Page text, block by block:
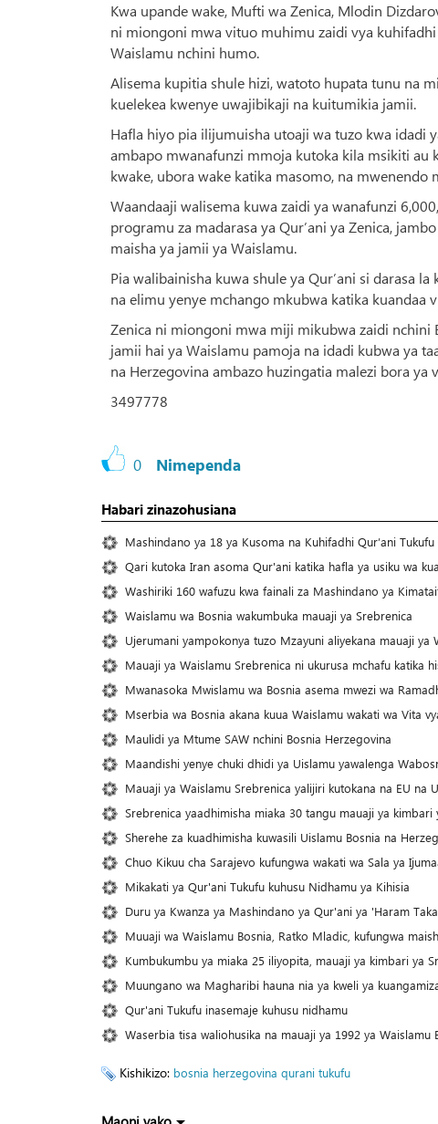
Kwa upande wake, Mufti wa Zenica, Mlodin
ni miongoni mwa vituo muhimu zaidi vya
Waislamu nchini humo.
Alisema kupitia shule hizi, watoto hupata tunu na
kuelekea kwenye uwajibikaji na kuitumikia jamii.
Hafla hiyo pia ilijumuisha utoaji wa tuzo kwa idadi
ambapo mwanafunzi mmoja kutoka kila msikiti au
kwake, ubora wake katika masomo, na mwenendo
Waandaaji walisema kuwa zaidi ya wanafunzi
programu za madarasa ya Qur’ani ya Zenica,
maisha ya jamii ya Waislamu.
Pia walibainisha kuwa shule ya Qur’ani si darasa
na elimu yenye mchango mkubwa katika kuandaa
Zenica ni miongoni mwa miji mikubwa zaidi nchini
jamii hai ya Waislamu pamoja na idadi kubwa ya
na Herzegovina ambazo huzingatia malezi bora ya
3497778
0 Nimependa
Habari zinazohusiana
Mashindano ya 18 ya Kusoma na Kuhifadhi Qur’ani
Qari kutoka Iran asoma Qur'ani katika hafla ya usiku wa
Washiriki 160 wafuzu kwa fainali za Mashindano ya
Waislamu wa Bosnia wakumbuka mauaji ya Srebrenica
Ujerumani yampokonya tuzo Mzayuni aliyekana mauaji ya
Mauaji ya Waislamu Srebrenica ni ukurusa mchafu katika
Mwanasoka Mwislamu wa Bosnia asema mwezi wa
Mserbia wa Bosnia akana kuua Waislamu wakati wa Vita
Maulidi ya Mtume SAW nchini Bosnia Herzegovina
Maandishi yenye chuki dhidi ya Uislamu yawalenga
Mauaji ya Waislamu Srebrenica yalijiri kutokana na EU na
Srebrenica yaadhimisha miaka 30 tangu mauaji ya kimbari
Sherehe za kuadhimisha kuwasili Uislamu Bosnia na
Chuo Kikuu cha Sarajevo kufungwa wakati wa Sala ya
Mikakati ya Qur'ani Tukufu kuhusu Nidhamu ya Kihisia
Duru ya Kwanza ya Mashindano ya Qur'ani ya 'Haram
Muuaji wa Waislamu Bosnia, Ratko Mladic, kufungwa
Kumbukumbu ya miaka 25 iliyopita, mauaji ya kimbari ya
Muungano wa Magharibi hauna nia ya kweli ya
Qur'ani Tukufu inasemaje kuhusu nidhamu
Waserbia tisa waliohusika na mauaji ya 1992 ya Waislamu
Kishikizo: bosnia herzegovina qurani tukufu